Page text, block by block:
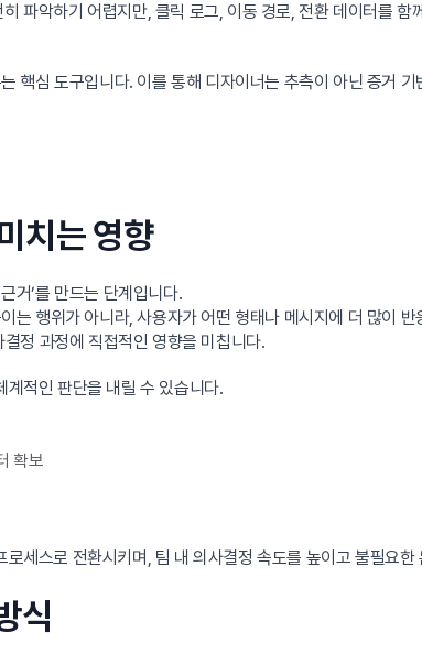
파악하기 어렵지만, 클릭 로그, 이동 경로, 전환 데이터를 함
핵심 도구입니다. 이를 통해 디자이너는 추측이 아닌 증거
치는 영향
거’를 만드는 단계입니다.
는 행위가 아니라, 사용자가 어떤 형태나 메시지에 더 많이
정 과정에 직접적인 영향을 미칩니다.
적인 판단을 내릴 수 있습니다.
확보
세스로 전환시키며, 팀 내 의사결정 속도를 높이고 불필요한
식